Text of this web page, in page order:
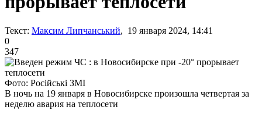
Текст: Максим Липчанський, 19 января 2024, 14:41
0
347
Фото: Російські ЗМІ
В ночь на 19 января в Новосибирске произошла четвертая за
неделю авария на теплосети